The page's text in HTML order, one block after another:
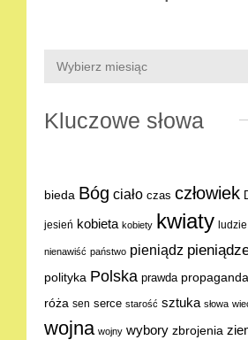
Kluczowe słowa
bieda Bóg ciało czas człowiek
jesień kobieta kobiety kwiaty ludzie
nienawiść państwo pieniądz
polityka Polska prawda propaganda
róża sen serce starość sztuka słowa
wojna wojny wybory zbrojenia